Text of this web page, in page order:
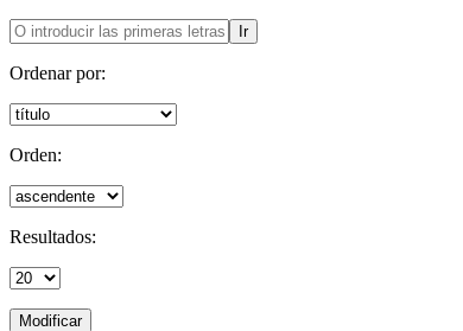
Ir
Ordenar por:
Orden:
Resultados:
Modificar